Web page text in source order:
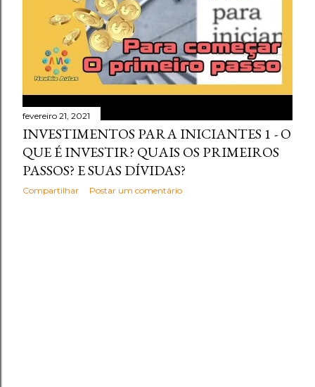
fevereiro 21, 2021
INVESTIMENTOS PARA INICIANTES 1 - O
QUE É INVESTIR? QUAIS OS PRIMEIROS
PASSOS? E SUAS DÍVIDAS?
Compartilhar Postar um comentário